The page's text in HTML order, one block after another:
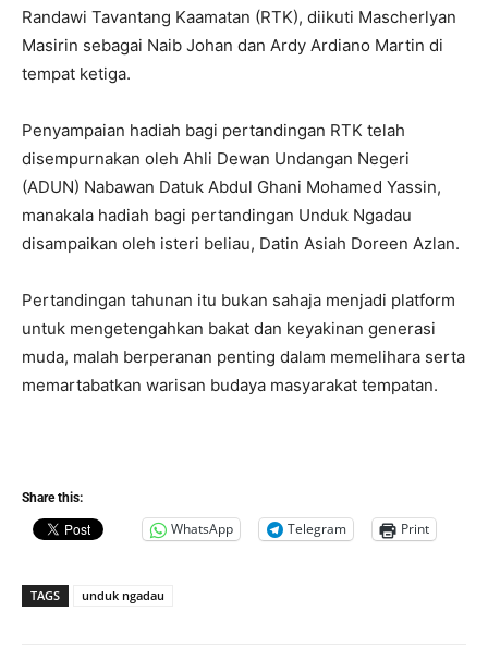
Randawi Tavantang Kaamatan (RTK), diikuti Mascherlyan
Masirin sebagai Naib Johan dan Ardy Ardiano Martin di
tempat ketiga.
Penyampaian hadiah bagi pertandingan RTK telah
disempurnakan oleh Ahli Dewan Undangan Negeri
(ADUN) Nabawan Datuk Abdul Ghani Mohamed Yassin,
manakala hadiah bagi pertandingan Unduk Ngadau
disampaikan oleh isteri beliau, Datin Asiah Doreen Azlan.
Pertandingan tahunan itu bukan sahaja menjadi platform
untuk mengetengahkan bakat dan keyakinan generasi
muda, malah berperanan penting dalam memelihara serta
memartabatkan warisan budaya masyarakat tempatan.
Share this:
WhatsApp Telegram Print
TAGS unduk ngadau